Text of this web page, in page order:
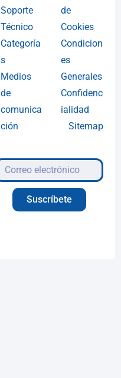
Soporte
Técnico
Categoría
s
Medios
de
comunica
ción
de
Cookies
Condicion
es
Generales
Confidenc
ialidad
Sitemap
Suscríbete